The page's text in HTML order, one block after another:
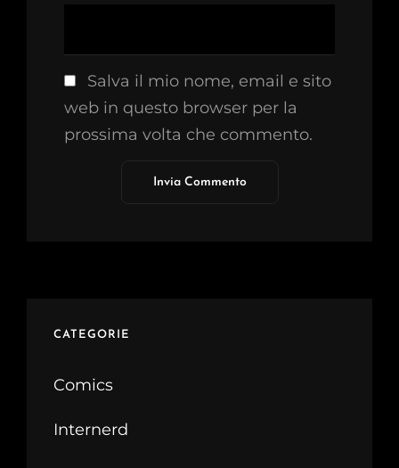
Salva il mio nome, email e sito
web in questo browser per la
prossima volta che commento.
CATEGORIE
Comics
Internerd